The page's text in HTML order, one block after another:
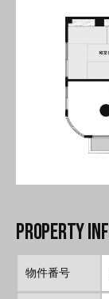
物件番号